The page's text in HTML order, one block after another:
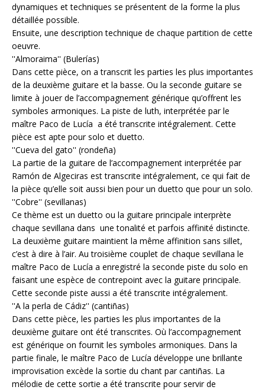
dynamiques et techniques se présentent de la forme la plus
détaillée possible.
Ensuite, une description technique de chaque partition de cette
oeuvre.
''Almoraima'' (Bulerías)
Dans cette pièce, on a transcrit les parties les plus importantes
de la deuxième guitare et la basse. Ou la seconde guitare se
limite à jouer de l’accompagnement générique qu’offrent les
symboles armoniques. La piste de luth, interprétée par le
maître Paco de Lucía a été transcrite intégralement. Cette
pièce est apte pour solo et duetto.
''Cueva del gato'' (rondeña)
La partie de la guitare de l’accompagnement interprétée par
Ramón de Algeciras est transcrite intégralement, ce qui fait de
la pièce qu’elle soit aussi bien pour un duetto que pour un solo.
''Cobre'' (sevillanas)
Ce thème est un duetto ou la guitare principale interprète
chaque sevillana dans une tonalité et parfois affinité distincte.
La deuxième guitare maintient la même affinition sans sillet,
c’est à dire à l’air. Au troisième couplet de chaque sevillana le
maître Paco de Lucía a enregistré la seconde piste du solo en
faisant une espèce de contrepoint avec la guitare principale.
Cette seconde piste aussi a été transcrite intégralement.
''A la perla de Cádiz'' (cantiñas)
Dans cette pièce, les parties les plus importantes de la
deuxième guitare ont été transcrites. Où l’accompagnement
est générique on fournit les symboles armoniques. Dans la
partie finale, le maître Paco de Lucía développe une brillante
improvisation excède la sortie du chant par cantiñas. La
mélodie de cette sortie a été transcrite pour servir de